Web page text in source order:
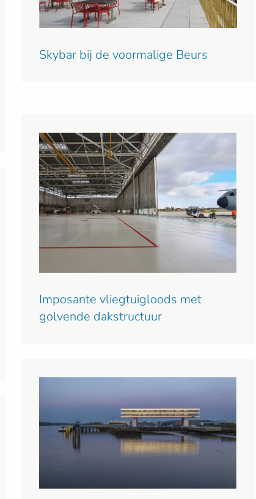
Skybar bij de voormalige Beurs
Imposante vliegtuigloods met
golvende dakstructuur